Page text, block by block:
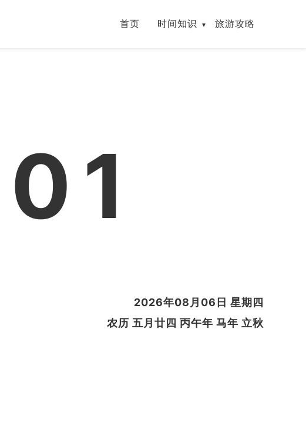
首页 时间知识 旅游攻略
2026年08月06日 星期四
农历 五月廿四 丙午年 马年 立秋